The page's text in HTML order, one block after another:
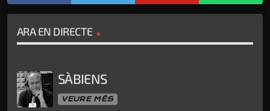
ARA EN DIRECTE
SÀBIENS
VEURE MÉS